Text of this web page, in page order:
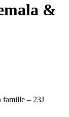
&
famille – 23J